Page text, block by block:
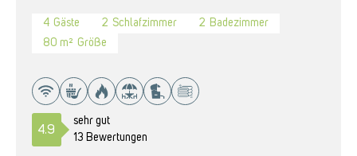
4 Gäste 2 Schlafzimmer 2 Badezimmer
80 m² Größe
4.9
sehr gut
13 Bewertungen